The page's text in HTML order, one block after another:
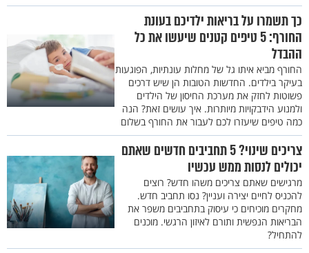
כך תשמרו על בריאות ילדיכם בעונת
החורף: 5 טיפים קטנים שיעשו את כל
ההבדל
החורף מביא איתו גל של מחלות עונתיות, הפוגעות
בעיקר בילדים. החדשות הטובות הן שיש דרכים
פשוטות לחזק את מערכת החיסון של הילדים
ולמנוע הידבקויות מיותרות. איך עושים זאת? הנה
כמה טיפים שיעזרו לכם לעבור את החורף בשלום
צריכים שינוי? 5 תחביבים חדשים שאתם
יכולים לנסות ממש עכשיו
מרגישים שאתם צריכים משהו חדש? רוצים
להכניס לחיים יצירה ועניין? נסו תחביב חדש.
מחקרים מוכיחים כי עיסוק בתחביבים משפר את
הבריאות הנפשית ותורם לאיזון הרגשי. מוכנים
להתחיל?